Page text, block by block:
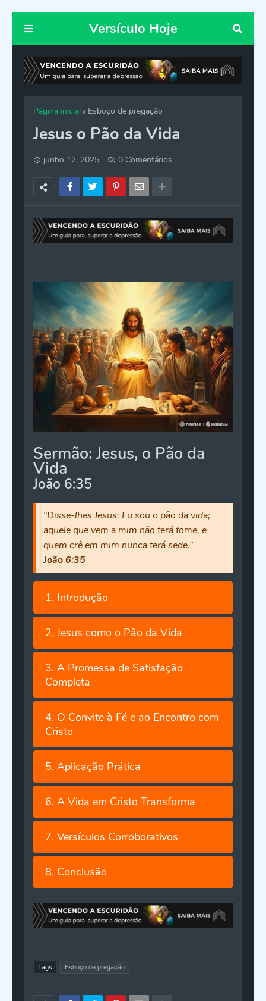
Versículo Hoje
Página inicial Esboço de pregação
Jesus o Pão da Vida
junho 12, 2025 0 Comentários
Sermão: Jesus, o Pão da
Vida
João 6:35
“Disse-lhes Jesus: Eu sou o pão da vida;
aquele que vem a mim não terá fome, e
quem crê em mim nunca terá sede.”
João 6:35
1. Introdução
2. Jesus como o Pão da Vida
3. A Promessa de Satisfação
Completa
4. O Convite à Fé e ao Encontro com
Cristo
5. Aplicação Prática
6. A Vida em Cristo Transforma
7. Versículos Corroborativos
8. Conclusão
Tags Esboço de pregação